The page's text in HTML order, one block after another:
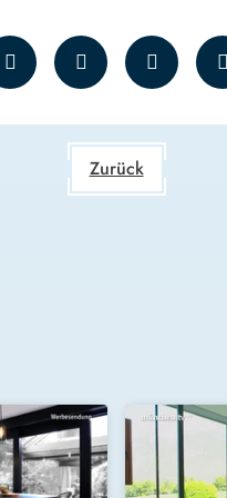
Zurück